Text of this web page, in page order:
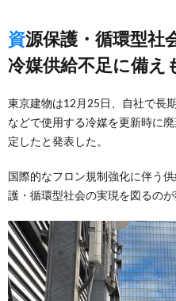
資源保護・循環型社会の実現図る、将来の
冷媒供給不足に備え
東京建物は12月25日、自社で長
などで使用する冷媒を更新時に
定したと発表した。
国際的なフロン規制強化に伴う
護・循環型社会の実現を図るのが